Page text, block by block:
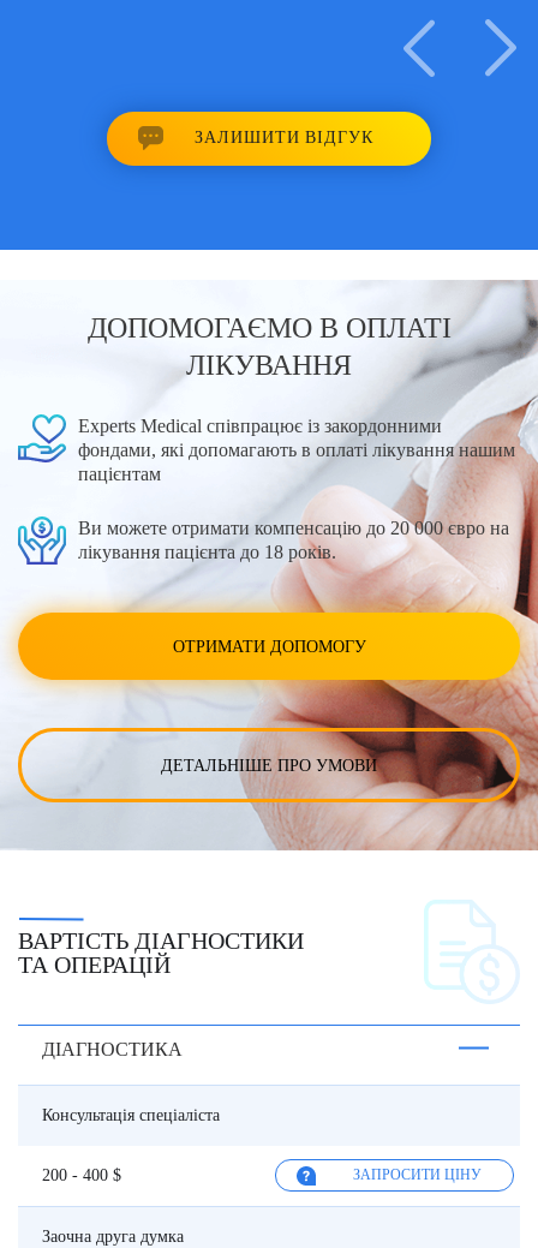
ЗАЛИШИТИ ВІДГУК
ДОПОМОГАЄМО В ОПЛАТІ
ЛІКУВАННЯ
Experts Medical співпрацює із закордонними
фондами, які допомагають в оплаті лікування нашим
пацієнтам
Ви можете отримати компенсацію до 20 000 євро на
лікування пацієнта до 18 років.
ОТРИМАТИ ДОПОМОГУ
ДЕТАЛЬНІШЕ ПРО УМОВИ
ВАРТІСТЬ ДІАГНОСТИКИ
ТА ОПЕРАЦІЙ
ДІАГНОСТИКА
Консультація спеціаліста
200 - 400 $ ЗАПРОСИТИ ЦІНУ
Заочна друга думка